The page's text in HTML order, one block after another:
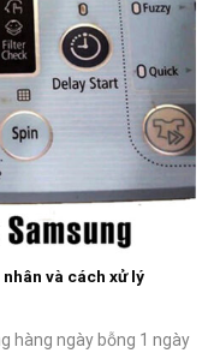
và cách xử lý
hàng ngày bỗng 1 ngày